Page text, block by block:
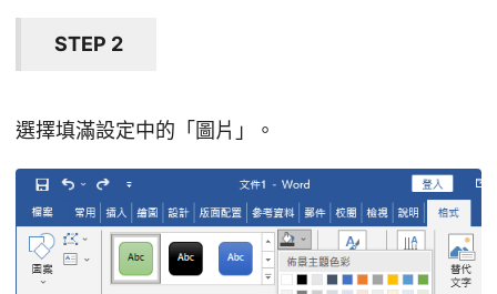
STEP 2
選擇填滿設定中的「圖片」。